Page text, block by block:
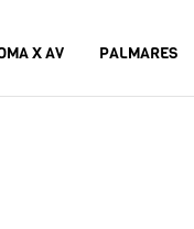
X AV PALMARES